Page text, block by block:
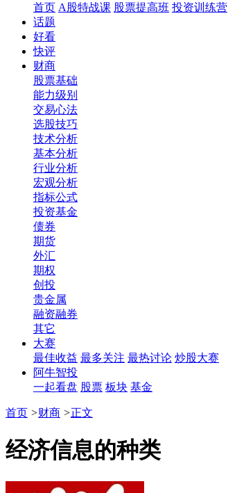
首页 A股特战课 股票提高班 投资训练营
话题
好看
快评
财商
股票基础
能力级别
交易心法
选股技巧
技术分析
基本分析
行业分析
宏观分析
指标公式
投资基金
债券
期货
外汇
期权
创投
贵金属
融资融券
其它
大赛
最佳收益 最多关注 最热讨论 炒股大赛
阿牛智投
一起看盘 股票 板块 基金
首页 >财商 >正文
经济信息的种类